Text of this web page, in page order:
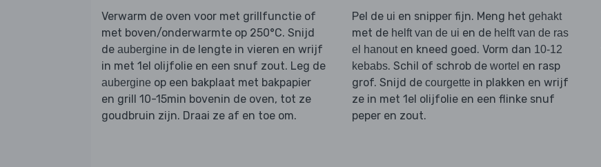
Verwarm de oven voor met grillfunctie of
met boven/onderwarmte op 250°C. Snijd
de aubergine in de lengte in vieren en wrijf
in met 1el olijfolie en een snuf zout. Leg de
aubergine op een bakplaat met bakpapier
en grill 10-15min bovenin de oven, tot ze
goudbruin zijn. Draai ze af en toe om.
Pel de ui en snipper fijn. Meng het gehakt
met de helft van de ui en de helft van de ras
el hanouten kneed goed. Vorm dan 10-12
kebabs. Schil of schrob de wortel en rasp
grof. Snijd de courgette in plakken en wrijf
ze in met 1el olijfolie en een flinke snuf
peper en zout.